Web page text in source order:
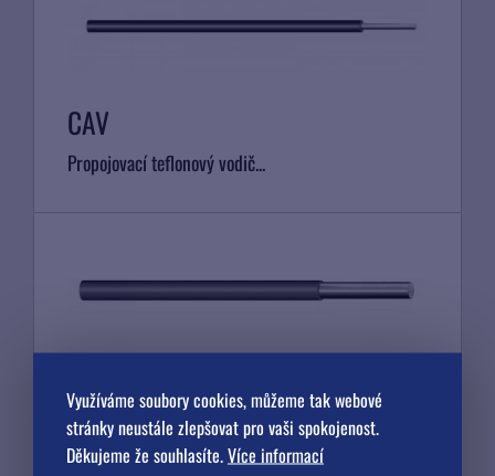
CAV
Propojovací teflonový vodič...
XRPE
Přívodní vodič k...
Využíváme soubory cookies, můžeme tak webové
stránky neustále zlepšovat pro vaši spokojenost.
Děkujeme že souhlasíte.Více informací